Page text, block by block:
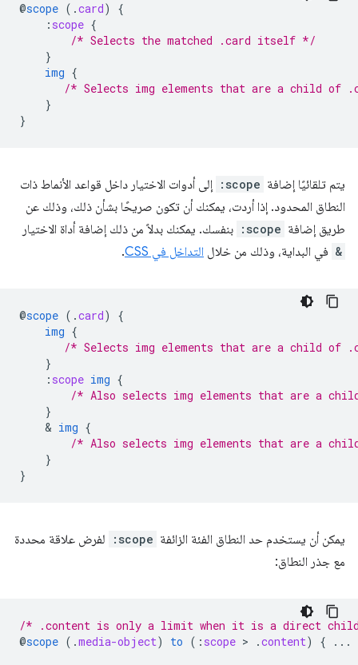
@scope ( .card)
{
: scope {
/* Selects the matched .card itself */
}
img {
/* Selects img elements that are a child of
}
}
يتم تلقائيًا إضافة :scope
إلى أدوات الاختيار داخل قواعد الأنماط ذات
النطاق المحدود. إذا أردت، يمكنك أن تكون صريحًا بشأن ذلك، وذلك عن
طريق إضافة :scope بنفسك. يمكنك بدلاً من ذلك إضافة أداة الاختيار
& في البداية، وذلك من خلال التداخل في CSS .
@scope ( .card)
{
img {
/* Selects img elements that are a child of
}
: scope img {
/* Also selects img elements that are a
}
    &
img {
/* Also selects img elements that are a
}
}
يمكن أن يستخدم حد النطاق الفئة الزائفة :scope
لفرض علاقة محددة
مع جذر النطاق:
/* .content is only a limit when it is a direct
@scope ( .media-object) to ( : scope > .content) { ...